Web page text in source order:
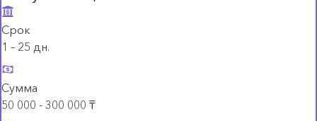
Срок
1 – 25 дн.
Сумма
50 000 - 300 000 ₸